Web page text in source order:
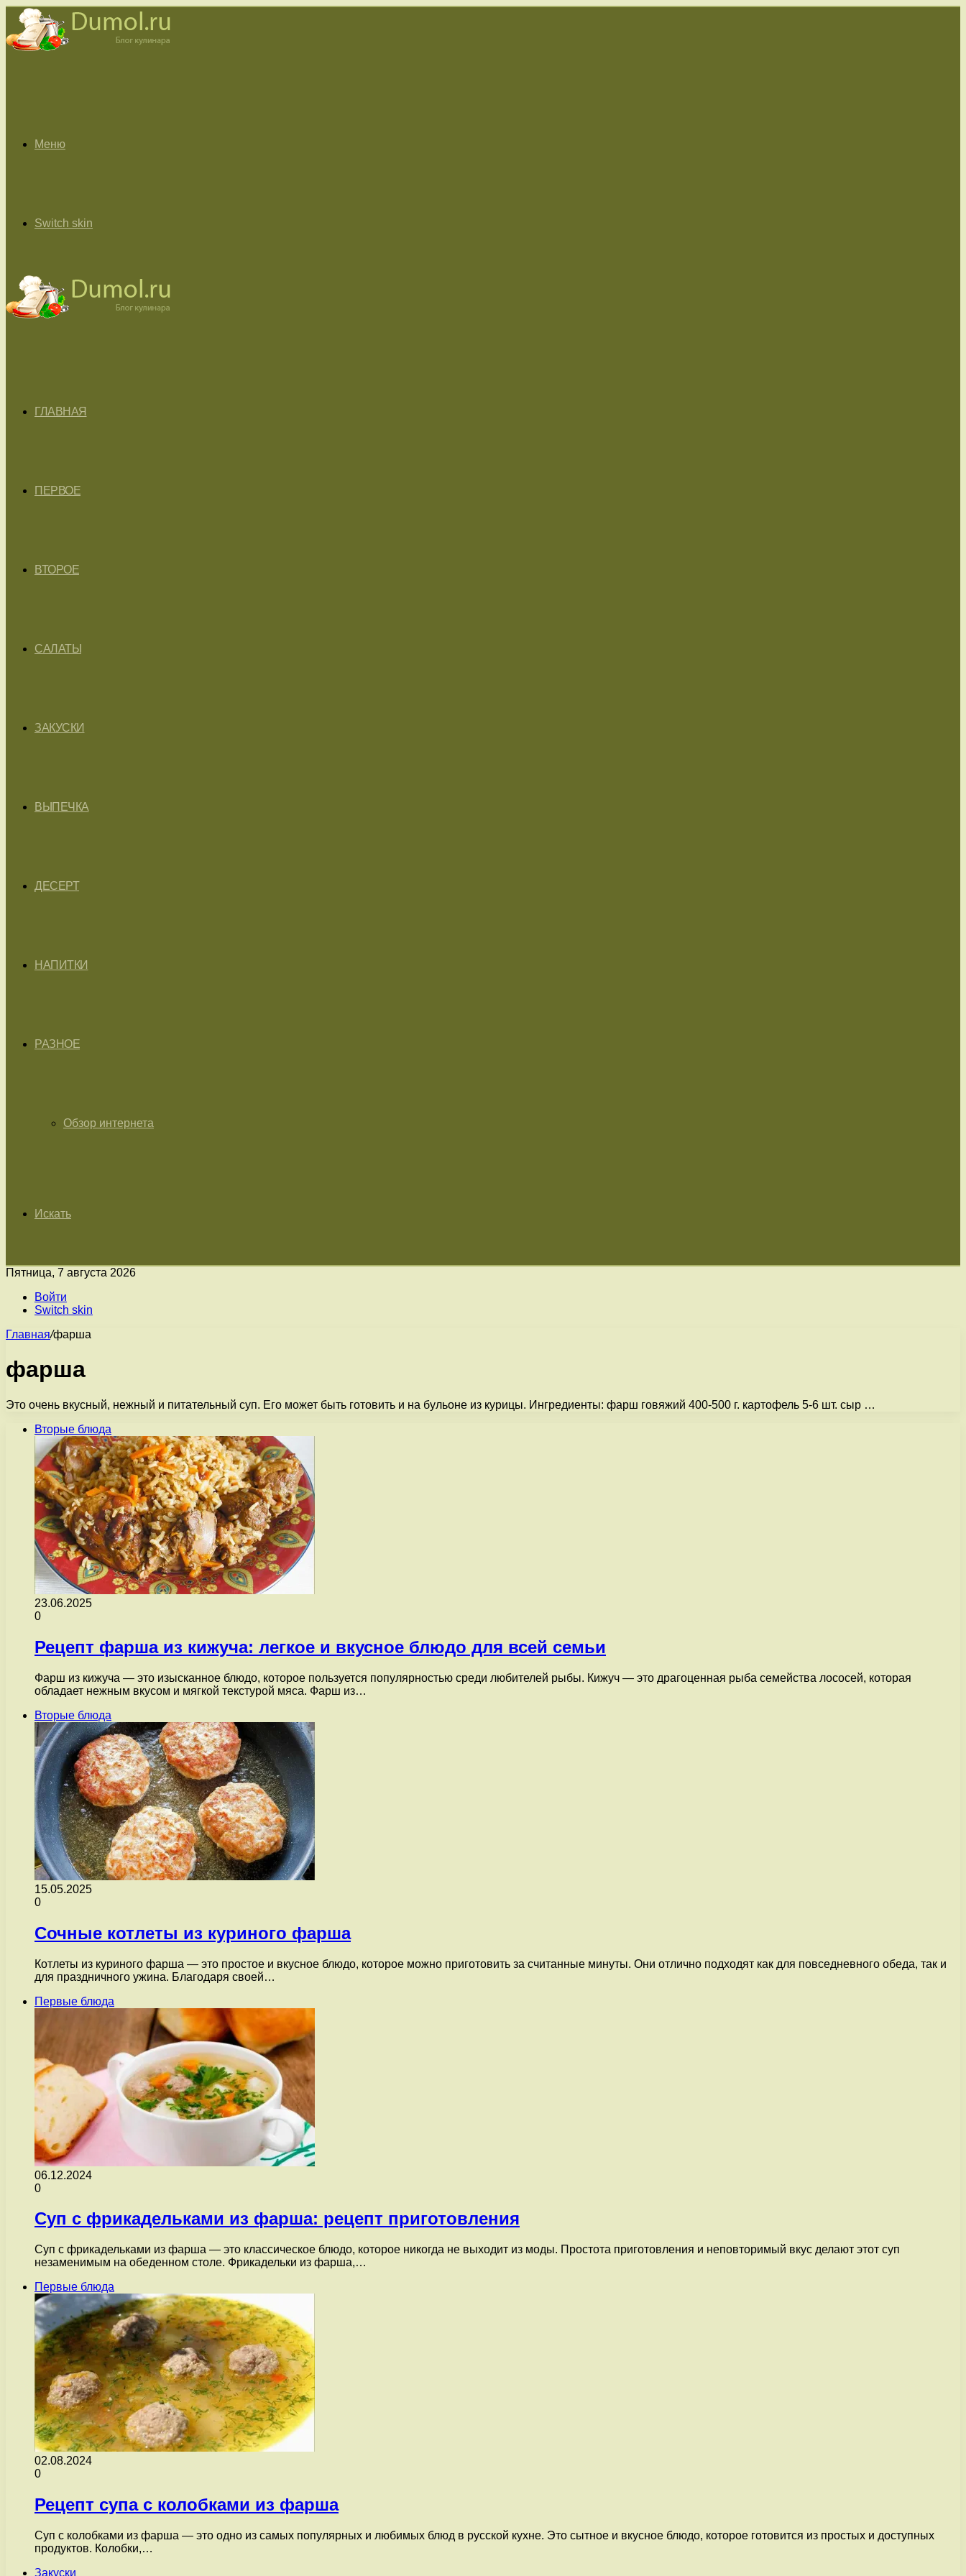
Меню
Switch skin
ГЛАВНАЯ
ПЕРВОЕ
ВТОРОЕ
САЛАТЫ
ЗАКУСКИ
ВЫПЕЧКА
ДЕСЕРТ
НАПИТКИ
РАЗНОЕ
Обзор интернета
Искать
Пятница, 7 августа 2026
Войти
Switch skin
Главная/фарша
фарша
Это очень вкусный, нежный и питательный суп. Его может быть готовить и на бульоне из курицы. Ингредиенты: фарш говяжий 400-500 г. картофель 5-6 шт. сыр …
Вторые блюда
23.06.2025
0
Рецепт фарша из кижуча: легкое и вкусное блюдо для всей семьи
Фарш из кижуча — это изысканное блюдо, которое пользуется популярностью среди любителей рыбы. Кижуч — это драгоценная рыба семейства лососей, которая
обладает нежным вкусом и мягкой текстурой мяса. Фарш из…
Вторые блюда
15.05.2025
0
Сочные котлеты из куриного фарша
Котлеты из куриного фарша — это простое и вкусное блюдо, которое можно приготовить за считанные минуты. Они отлично подходят как для повседневного обеда, так и
для праздничного ужина. Благодаря своей…
Первые блюда
06.12.2024
0
Суп с фрикадельками из фарша: рецепт приготовления
Суп с фрикадельками из фарша — это классическое блюдо, которое никогда не выходит из моды. Простота приготовления и неповторимый вкус делают этот суп
незаменимым на обеденном столе. Фрикадельки из фарша,…
Первые блюда
02.08.2024
0
Рецепт супа с колобками из фарша
Суп с колобками из фарша — это одно из самых популярных и любимых блюд в русской кухне. Это сытное и вкусное блюдо, которое готовится из простых и доступных
продуктов. Колобки,…
Закуски